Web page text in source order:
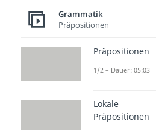
Grammatik
Präpositionen
Präpositionen
1/2 – Dauer: 05:03
Lokale
Präpositionen